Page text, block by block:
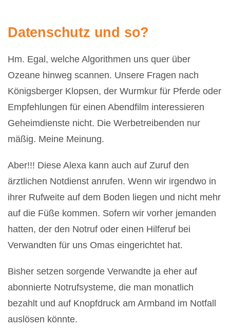
Datenschutz und so?
Hm. Egal, welche Algorithmen uns quer über
Ozeane hinweg scannen. Unsere Fragen nach
Königsberger Klopsen, der Wurmkur für Pferde oder
Empfehlungen für einen Abendfilm interessieren
Geheimdienste nicht. Die Werbetreibenden nur
mäßig. Meine Meinung.
Aber!!! Diese Alexa kann auch auf Zuruf den
ärztlichen Notdienst anrufen. Wenn wir irgendwo in
ihrer Rufweite auf dem Boden liegen und nicht mehr
auf die Füße kommen. Sofern wir vorher jemanden
hatten, der den Notruf oder einen Hilferuf bei
Verwandten für uns Omas eingerichtet hat.
Bisher setzen sorgende Verwandte ja eher auf
abonnierte Notrufsysteme, die man monatlich
bezahlt und auf Knopfdruck am Armband im Notfall
auslösen könnte.